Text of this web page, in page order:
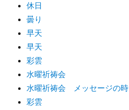
休日
曇り
早天
早天
彩雲
水曜祈祷会
水曜祈祷会 メッセージの時
彩雲